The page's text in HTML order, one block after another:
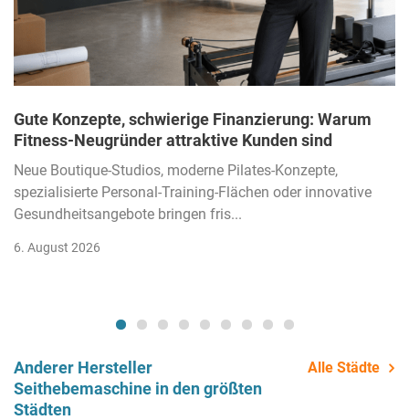
Gute Konzepte, schwierige Finanzierung: Warum
Fitness-Neugründer attraktive Kunden sind
Neue Boutique-Studios, moderne Pilates-Konzepte,
spezialisierte Personal-Training-Flächen oder innovative
Gesundheitsangebote bringen fris...
6. August 2026
Anderer Hersteller
Seithebemaschine in den größten
Städten
Alle Städte